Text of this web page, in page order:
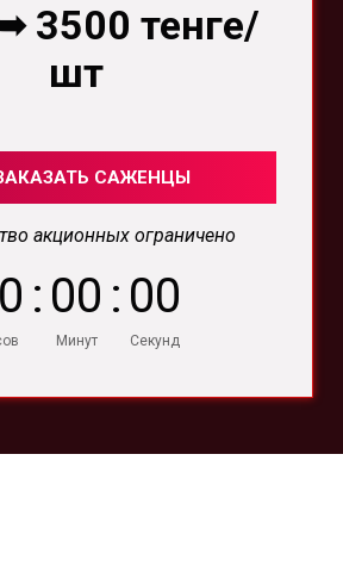
3500 тенге/
шт
САЖЕНЦЫ
акционных ограничено
0 : 00
Минут
: 00
Секунд